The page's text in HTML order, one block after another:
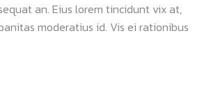
an. Eius lorem tincidunt vix at,
moderatius id. Vis ei rationibus